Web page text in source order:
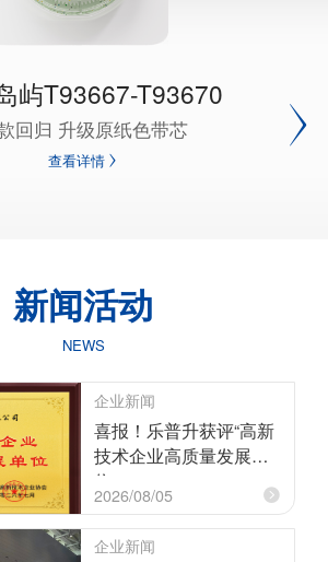
屿T93667-T93670
回归 升级原纸色带芯
查看详情
新闻活动
NEWS
企业新闻
喜报！乐普升获评“高新
技术企业高质量发展单
位”
2026/08/05
企业新闻